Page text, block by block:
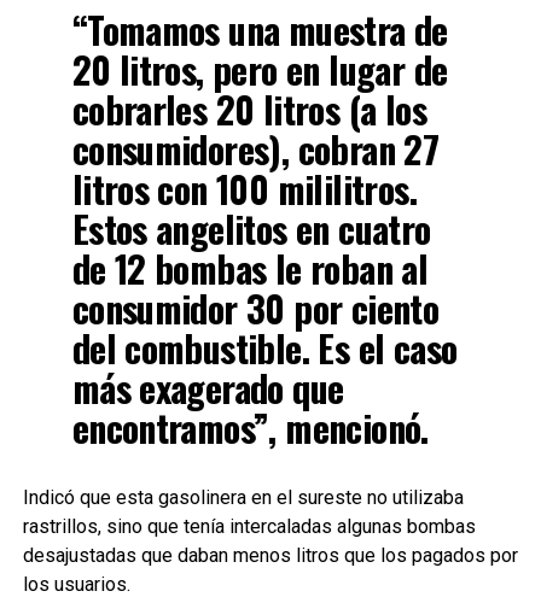
“Tomamos una muestra de
20 litros, pero en lugar de
cobrarles 20 litros (a los
consumidores), cobran 27
litros con 100 mililitros.
Estos angelitos en cuatro
de 12 bombas le roban al
consumidor 30 por ciento
del combustible. Es el caso
más exagerado que
encontramos”, mencionó.
Indicó que esta gasolinera en el sureste no utilizaba
rastrillos, sino que tenía intercaladas algunas bombas
desajustadas que daban menos litros que los pagados por
los usuarios.